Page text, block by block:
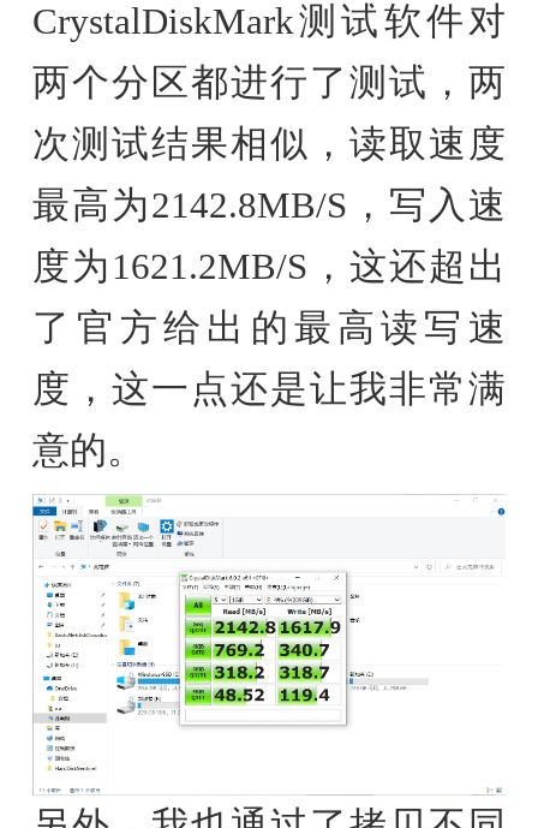
CrystalDiskMark测试软件对
两个分区都进行了测试，两
次测试结果相似，读取速度
最高为2142.8MB/S，写入速
度为1621.2MB/S，这还超出
了官方给出的最高读写速
度，这一点还是让我非常满
意的。